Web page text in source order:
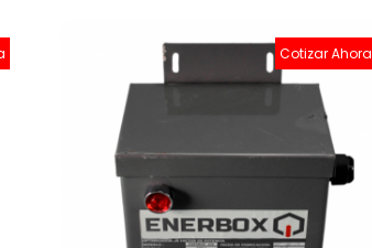
Cotizar Ahora